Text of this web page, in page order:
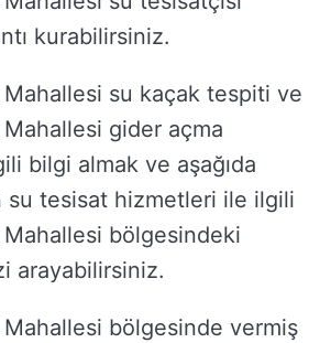
kurabilirsiniz.
su kaçak tespiti ve
gider açma
bilgi almak ve aşağıda
su tesisat hizmetleri ile ilgili
bölgesindeki
arayabilirsiniz.
bölgesinde vermiş